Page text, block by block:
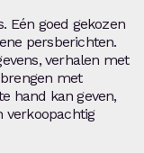
Eén goed gekozen
persberichten.
verhalen met
met
hand kan geven,
verkoopachtig